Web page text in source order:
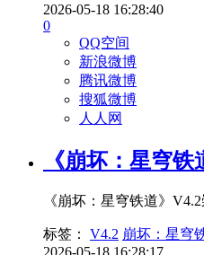
2026-05-18 16:28:40
0
QQ空间
新浪微博
腾讯微博
搜狐微博
人人网
《崩坏：星穹
《崩坏：星穹铁道》
标签： V4.2 崩坏：星穹